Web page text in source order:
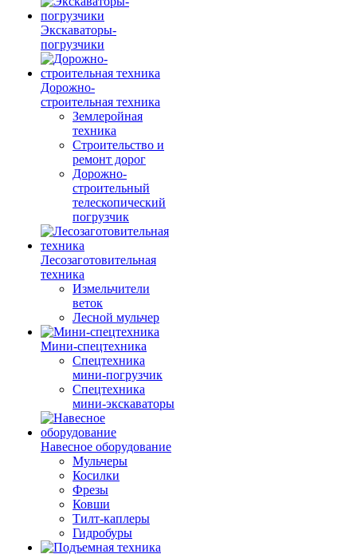
Экскаваторы-
погрузчики
Дорожно-
строительная техника
Землеройная
техника
Строительство и
ремонт дорог
Дорожно-
строительный
телескопический
погрузчик
Лесозаготовительная
техника
Измельчители
веток
Лесной мульчер
Мини-спецтехника
Спецтехника
мини-погрузчик
Спецтехника
мини-экскаваторы
Навесное оборудование
Мульчеры
Косилки
Фрезы
Ковши
Тилт-каплеры
Гидробуры